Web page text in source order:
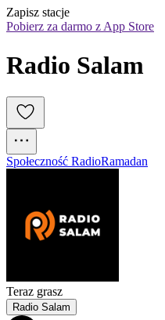
Zapisz stacje
Pobierz za darmo z App Store
Radio Salam
Społeczność RadioRamadan
Teraz grasz
Radio Salam